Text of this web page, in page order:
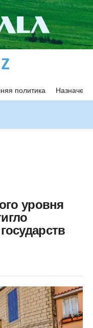
политика
уровня